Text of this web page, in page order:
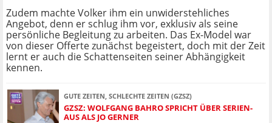
Zudem machte Volker ihm ein unwiderstehliches
Angebot, denn er schlug ihm vor, exklusiv als seine
persönliche Begleitung zu arbeiten. Das Ex-Model war
von dieser Offerte zunächst begeistert, doch mit der Zeit
lernt er auch die Schattenseiten seiner Abhängigkeit
kennen.
GUTE ZEITEN, SCHLECHTE ZEITEN (GZSZ)
GZSZ: WOLFGANG BAHRO SPRICHT ÜBER SERIEN-
AUS ALS JO GERNER